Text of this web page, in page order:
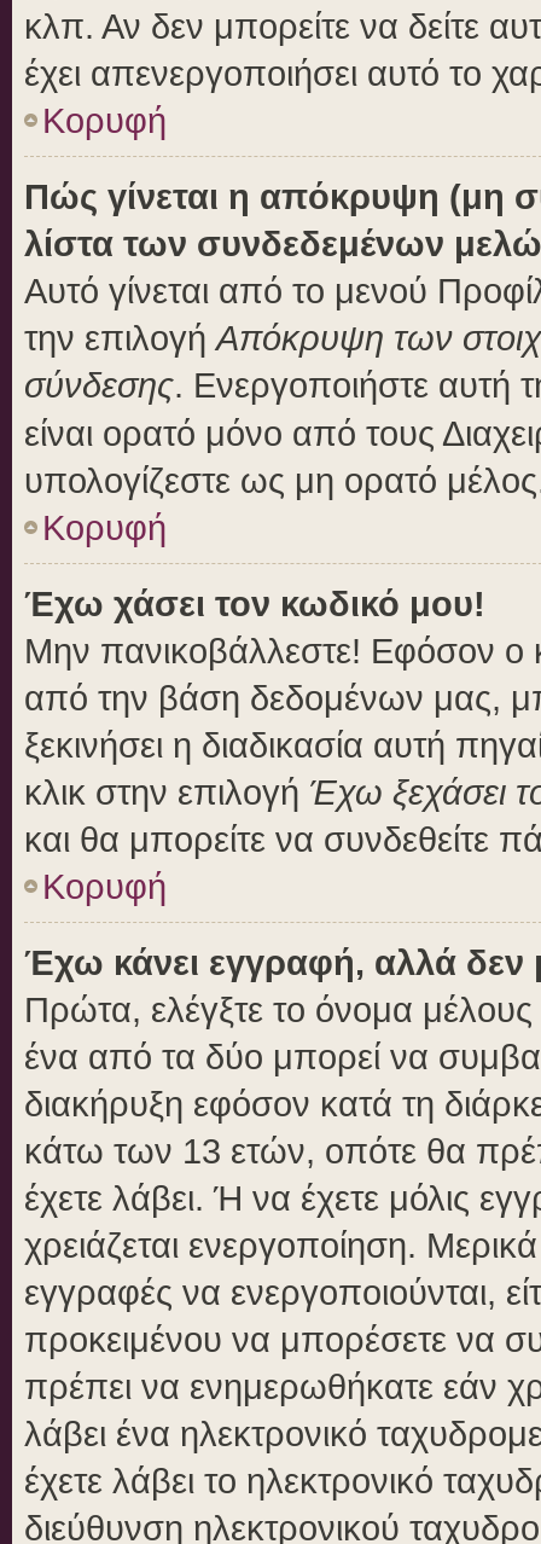
κλπ. Αν δεν μπορείτε να δείτε
έχει απενεργοποιήσει αυτό το
Κορυφή
Πώς γίνεται η απόκρυψη (μη
λίστα των συνδεδεμένων
Αυτό γίνεται από το μενού
την επιλογήΑπόκρυψη των
σύνδεσης. Ενεργοποιήστε αυτή
είναι ορατό μόνο από τους
υπολογίζεστε ως μη ορατό
Κορυφή
Έχω χάσει τον κωδικό μου!
Μην πανικοβάλλεστε! Εφόσον ο
από την βάση δεδομένων μας,
ξεκινήσει η διαδικασία αυτή
κλικ στην επιλογή Έχω ξεχάσει
και θα μπορείτε να συνδεθείτε
Κορυφή
Έχω κάνει εγγραφή, αλλά
Πρώτα, ελέγξτε το όνομα μέλους
ένα από τα δύο μπορεί να
διακήρυξη εφόσον κατά τη
κάτω των 13 ετών, οπότε θα
έχετε λάβει. Ή να έχετε μόλις
χρειάζεται ενεργοποίηση.
εγγραφές να ενεργοποιούνται,
προκειμένου να μπορέσετε να
πρέπει να ενημερωθήκατε εάν
λάβει ένα ηλεκτρονικό
έχετε λάβει το ηλεκτρονικό
διεύθυνση ηλεκτρονικού